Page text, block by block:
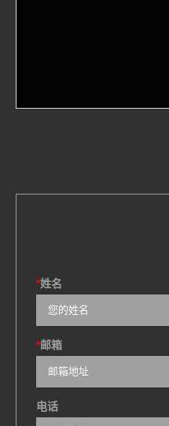
*姓名
*邮箱
电话